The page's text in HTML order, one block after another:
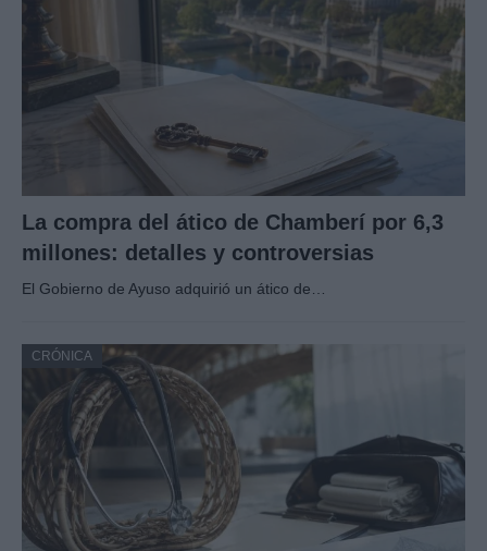
La compra del ático de Chamberí por 6,3
millones: detalles y controversias
El Gobierno de Ayuso adquirió un ático de…
CRÓNICA